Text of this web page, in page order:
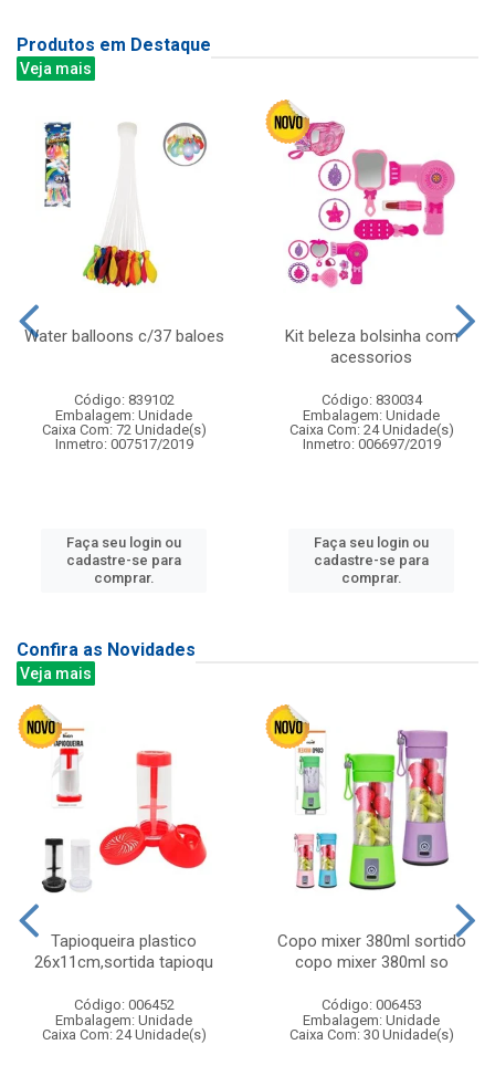
Produtos em Destaque
Veja mais
Water balloons c/37 baloes
Código: 839102
Embalagem: Unidade
Caixa Com: 72 Unidade(s)
Inmetro: 007517/2019
Faça seu login ou
cadastre-se para
comprar.
Kit beleza bolsinha com
acessorios
Código: 830034
Embalagem: Unidade
Caixa Com: 24 Unidade(s)
Inmetro: 006697/2019
Faça seu login ou
cadastre-se para
comprar.
Confira as Novidades
Veja mais
Tapioqueira plastico
26x11cm,sortida tapioqu
Código: 006452
Embalagem: Unidade
Caixa Com: 24 Unidade(s)
Copo mixer 380ml sortido
copo mixer 380ml so
Código: 006453
Embalagem: Unidade
Caixa Com: 30 Unidade(s)